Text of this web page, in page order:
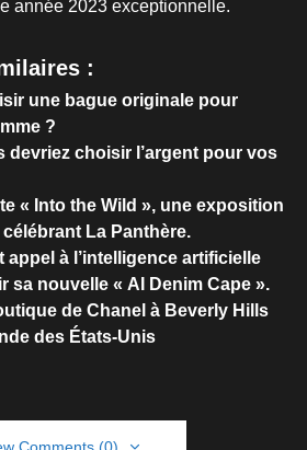
année 2023 exceptionnelle.
:
une bague originale pour
?
devriez choisir l’argent pour vos
« Into the Wild », une exposition
La Panthère.
appel à l’intelligence artificielle
sa nouvelle « AI Denim Cape ».
de Chanel à Beverly Hills
des États-Unis